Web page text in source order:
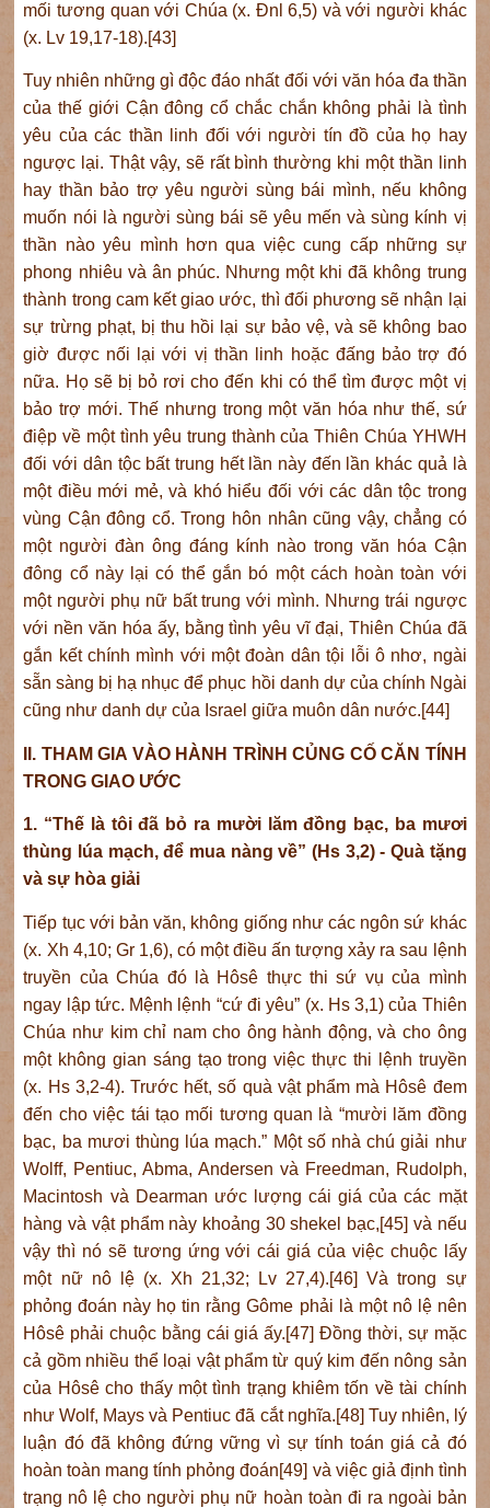
mối tương quan với Chúa (x. Đnl 6,5) và với người khác
(x. Lv 19,17-18).[43]
Tuy nhiên những gì độc đáo nhất đối với văn hóa đa thần
của thế giới Cận đông cổ chắc chắn không phải là tình
yêu của các thần linh đối với người tín đồ của họ hay
ngược lại. Thật vậy, sẽ rất bình thường khi một thần linh
hay thần bảo trợ yêu người sùng bái mình, nếu không
muốn nói là người sùng bái sẽ yêu mến và sùng kính vị
thần nào yêu mình hơn qua việc cung cấp những sự
phong nhiêu và ân phúc. Nhưng một khi đã không trung
thành trong cam kết giao ước, thì đối phương sẽ nhận lại
sự trừng phạt, bị thu hồi lại sự bảo vệ, và sẽ không bao
giờ được nối lại với vị thần linh hoặc đấng bảo trợ đó
nữa. Họ sẽ bị bỏ rơi cho đến khi có thể tìm được một vị
bảo trợ mới. Thế nhưng trong một văn hóa như thế, sứ
điệp về một tình yêu trung thành của Thiên Chúa YHWH
đối với dân tộc bất trung hết lần này đến lần khác quả là
một điều mới mẻ, và khó hiểu đối với các dân tộc trong
vùng Cận đông cổ. Trong hôn nhân cũng vậy, chẳng có
một người đàn ông đáng kính nào trong văn hóa Cận
đông cổ này lại có thể gắn bó một cách hoàn toàn với
một người phụ nữ bất trung với mình. Nhưng trái ngược
với nền văn hóa ấy, bằng tình yêu vĩ đại, Thiên Chúa đã
gắn kết chính mình với một đoàn dân tội lỗi ô nhơ, ngài
sẵn sàng bị hạ nhục để phục hồi danh dự của chính Ngài
cũng như danh dự của Israel giữa muôn dân nước.[44]
II. THAM GIA VÀO HÀNH TRÌNH CỦNG CỐ CĂN TÍNH
TRONG GIAO ƯỚC
1. “Thế là tôi đã bỏ ra mười lăm đồng bạc, ba mươi
thùng lúa mạch, để mua nàng về” (Hs 3,2) - Quà tặng
và sự hòa giải
Tiếp tục với bản văn, không giống như các ngôn sứ khác
(x. Xh 4,10; Gr 1,6), có một điều ấn tượng xảy ra sau lệnh
truyền của Chúa đó là Hôsê thực thi sứ vụ của mình
ngay lập tức. Mệnh lệnh “cứ đi yêu” (x. Hs 3,1) của Thiên
Chúa như kim chỉ nam cho ông hành động, và cho ông
một không gian sáng tạo trong việc thực thi lệnh truyền
(x. Hs 3,2-4). Trước hết, số quà vật phẩm mà Hôsê đem
đến cho việc tái tạo mối tương quan là “mười lăm đồng
bạc, ba mươi thùng lúa mạch.” Một số nhà chú giải như
Wolff, Pentiuc, Abma, Andersen và Freedman, Rudolph,
Macintosh và Dearman ước lượng cái giá của các mặt
hàng và vật phẩm này khoảng 30 shekel bạc,[45] và nếu
vậy thì nó sẽ tương ứng với cái giá của việc chuộc lấy
một nữ nô lệ (x. Xh 21,32; Lv 27,4).[46] Và trong sự
phỏng đoán này họ tin rằng Gôme phải là một nô lệ nên
Hôsê phải chuộc bằng cái giá ấy.[47] Đồng thời, sự mặc
cả gồm nhiều thể loại vật phẩm từ quý kim đến nông sản
của Hôsê cho thấy một tình trạng khiêm tốn về tài chính
như Wolf, Mays và Pentiuc đã cắt nghĩa.[48] Tuy nhiên, lý
luận đó đã không đứng vững vì sự tính toán giá cả đó
hoàn toàn mang tính phỏng đoán[49] và việc giả định tình
trạng nô lệ cho người phụ nữ hoàn toàn đi ra ngoài bản